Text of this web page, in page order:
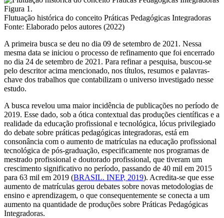
Figura 1.
Flutuação histórica do conceito Práticas Pedagógicas Integradoras
Fonte: Elaborado pelos autores (2022)
A primeira busca se deu no dia 09 de setembro de 2021. Nessa
mesma data se iniciou o processo de refinamento que foi encerrado
no dia 24 de setembro de 2021. Para refinar a pesquisa, buscou-se
pelo descritor acima mencionado, nos títulos, resumos e palavras-
chave dos trabalhos que contabilizam o universo investigado nesse
estudo.
A busca revelou uma maior incidência de publicações no período de
2019. Esse dado, sob a ótica contextual das produções científicas e a
realidade da educação profissional e tecnológica, lócus privilegiado
do debate sobre práticas pedagógicas integradoras, está em
consonância com o aumento de matrículas na educação profissional
tecnológica de pós-graduação, especificamente nos programas de
mestrado profissional e doutorado profissional, que tiveram um
crescimento significativo no período, passando de 40 mil em 2015
para 63 mil em 2019 (BRASIL. INEP, 2019). Acredita-se que esse
aumento de matrículas gerou debates sobre novas metodologias de
ensino e aprendizagem, o que consequentemente se conecta a um
aumento na quantidade de produções sobre Práticas Pedagógicas
Integradoras.